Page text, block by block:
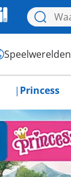
Speelwerelden
Princess